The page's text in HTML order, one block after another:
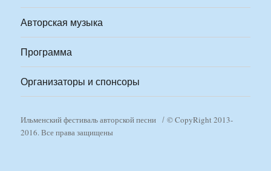
Авторская музыка
Программа
Организаторы и спонсоры
Ильменский фестиваль авторской песни
© CopyRight 2013-
2016. Все права защищены